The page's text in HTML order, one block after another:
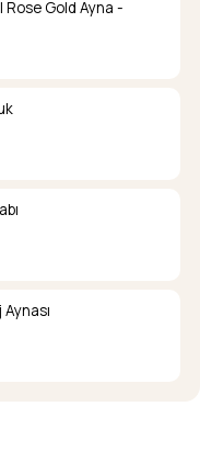
Gold Ayna -